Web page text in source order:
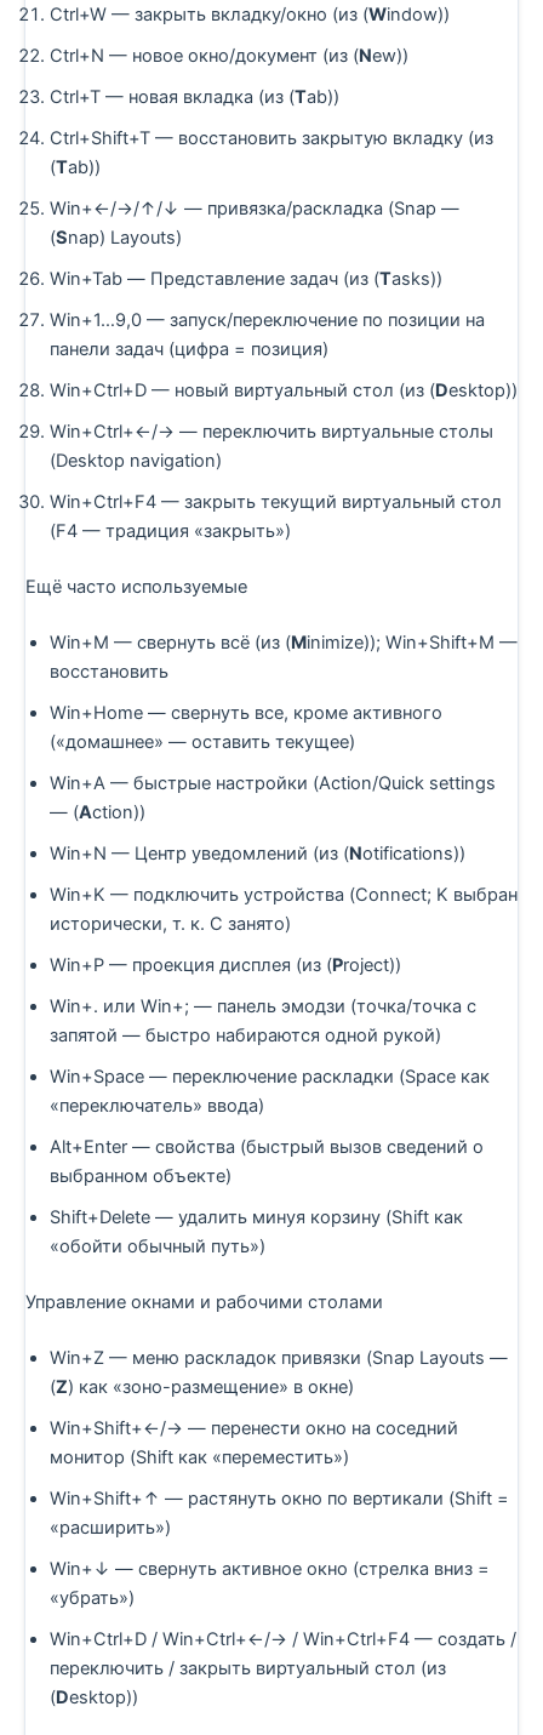
Ctrl+W — закрыть вкладку/окно (из (Window))
Ctrl+N — новое окно/документ (из (New))
Ctrl+T — новая вкладка (из (Tab))
Ctrl+Shift+T — восстановить закрытую вкладку (из
(Tab))
Win+←/→/↑/↓ — привязка/раскладка (Snap —
(Snap) Layouts)
Win+Tab — Представление задач (из (Tasks))
Win+1…9,0 — запуск/переключение по позиции на
панели задач (цифра = позиция)
Win+Ctrl+D — новый виртуальный стол (из (Desktop))
Win+Ctrl+←/→ — переключить виртуальные столы
(Desktop navigation)
Win+Ctrl+F4 — закрыть текущий виртуальный стол
(F4 — традиция «закрыть»)
Ещё часто используемые
Win+M — свернуть всё (из (Minimize)); Win+Shift+M —
восстановить
Win+Home — свернуть все, кроме активного
(«домашнее» — оставить текущее)
Win+A — быстрые настройки (Action/Quick settings
— (Action))
Win+N — Центр уведомлений (из (Notifications))
Win+K — подключить устройства (Connect; K выбран
исторически, т. к. C занято)
Win+P — проекция дисплея (из (Project))
Win+. или Win+; — панель эмодзи (точка/точка с
запятой — быстро набираются одной рукой)
Win+Space — переключение раскладки (Space как
«переключатель» ввода)
Alt+Enter — свойства (быстрый вызов сведений о
выбранном объекте)
Shift+Delete — удалить минуя корзину (Shift как
«обойти обычный путь»)
Управление окнами и рабочими столами
Win+Z — меню раскладок привязки (Snap Layouts —
(Z) как «зоно-размещение» в окне)
Win+Shift+←/→ — перенести окно на соседний
монитор (Shift как «переместить»)
Win+Shift+↑ — растянуть окно по вертикали (Shift =
«расширить»)
Win+↓ — свернуть активное окно (стрелка вниз =
«убрать»)
Win+Ctrl+D / Win+Ctrl+←/→ / Win+Ctrl+F4 — создать /
переключить / закрыть виртуальный стол (из
(Desktop))